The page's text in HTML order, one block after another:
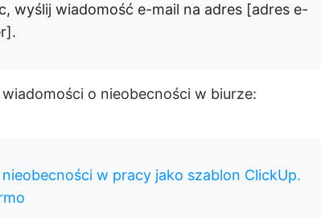
wyślij wiadomość e-mail na adres [adres e-
o nieobecności w biurze:
w pracy jako szablon ClickUp.